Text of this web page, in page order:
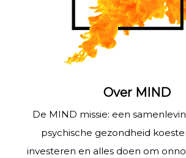
Over MIND
De MIND missie: een
psychische gezondheid
investeren en alles doen om